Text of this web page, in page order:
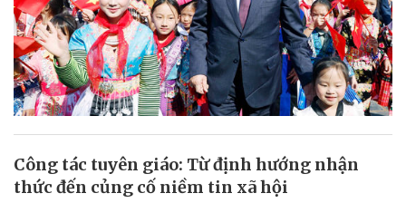
Công tác tuyên giáo: Từ định hướng nhận
thức đến củng cố niềm tin xã hội